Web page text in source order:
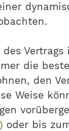
des
die
den
Weise
oder bis